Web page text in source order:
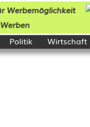
Werben
Politik Wirtschaft